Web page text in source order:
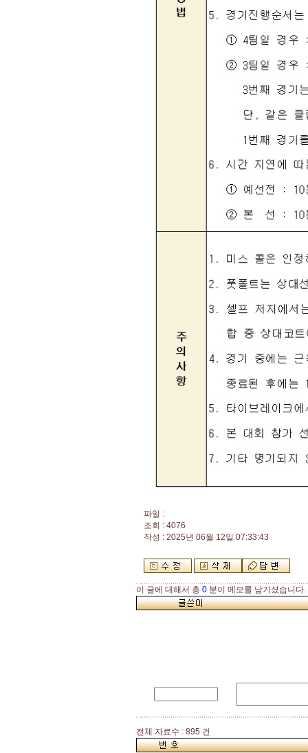
파일 :
조회 : 4076
작성 : 2025년 06월 12일 07:33:43
이 글에 대해서 총 0 분이 메모를 남기셨습니다.
전체 자료수 : 895 건